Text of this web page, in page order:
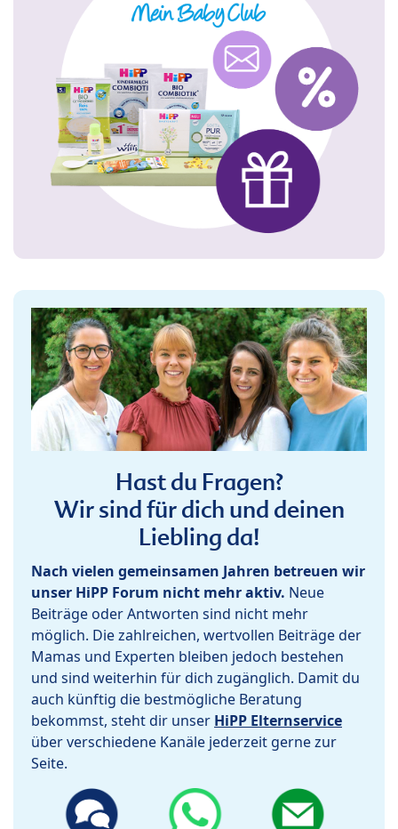
Hast du Fragen?
Wir sind für dich und deinen
Liebling da!
Nach vielen gemeinsamen Jahren betreuen wir
unser HiPP Forum nicht mehr aktiv. Neue
Beiträge oder Antworten sind nicht mehr
möglich. Die zahlreichen, wertvollen Beiträge der
Mamas und Experten bleiben jedoch bestehen
und sind weiterhin für dich zugänglich. Damit du
auch künftig die bestmögliche Beratung
bekommst, steht dir unser HiPP Elternservice
über verschiedene Kanäle jederzeit gerne zur
Seite.